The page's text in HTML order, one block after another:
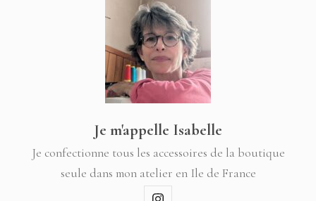
Je m'appelle Isabelle
Je confectionne tous les accessoires de la boutique
seule dans mon atelier en Ile de France